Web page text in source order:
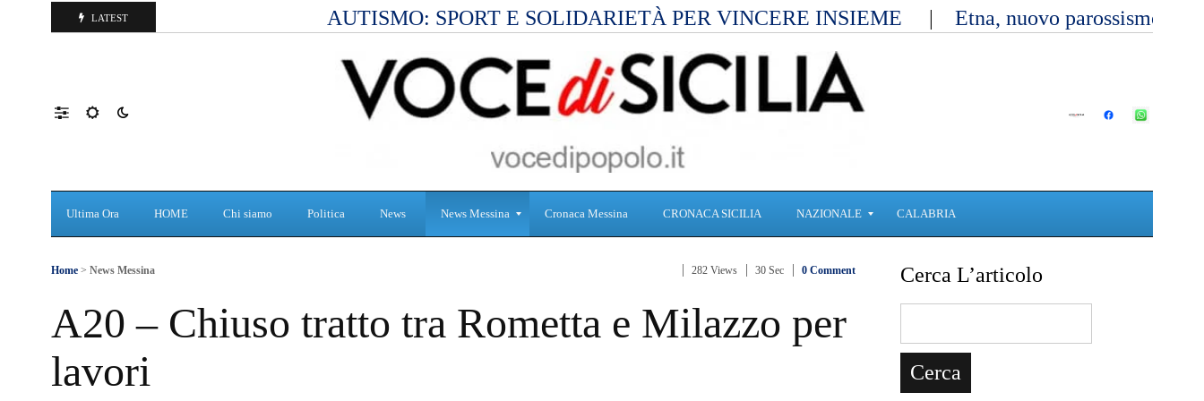
LATEST AUTISMO: SPORT E SOLIDARIETÀ PER VINCERE INSIEME Etna, nuovo parossismo
Ultima Ora HOME Chi siamo Politica News News Messina
n
i
Cronaca Messina CRONACA SICILIA NAZIONALE
o
CALABRIA
Home > News Messina 282 Views 30 Sec 0 Comment
A20 – Chiuso tratto tra Rometta e Milazzo per
lavori
Cerca L’articolo